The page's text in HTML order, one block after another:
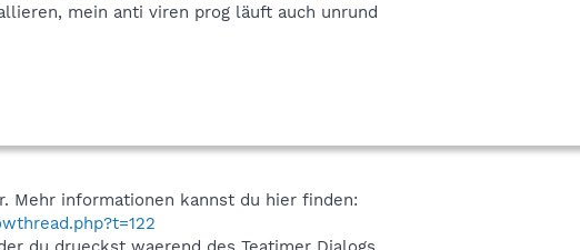
mein anti viren prog läuft auch unrund
Mehr informationen kannst du hier finden: